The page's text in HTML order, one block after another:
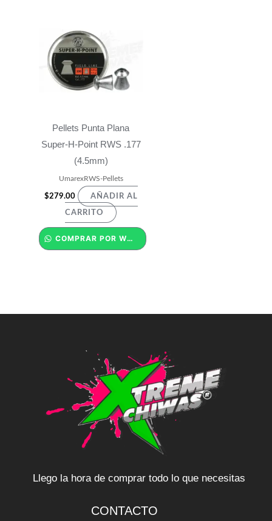
Pellets Punta Plana
Super-H-Point RWS .177
(4.5mm)
UmarexRWS-Pellets
$279.00 AÑADIR AL
CARRITO
COMPRAR POR WHATSAPP
Llego la hora de comprar todo lo que necesitas
CONTACTO